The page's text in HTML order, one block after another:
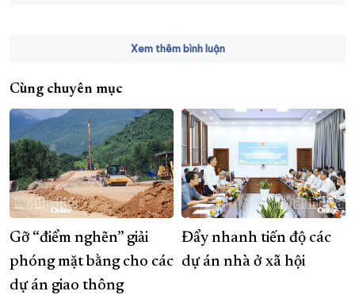
Xem thêm bình luận
Cùng chuyên mục
Gỡ “điểm nghẽn” giải
phóng mặt bằng cho các
dự án giao thông
Đẩy nhanh tiến độ các
dự án nhà ở xã hội